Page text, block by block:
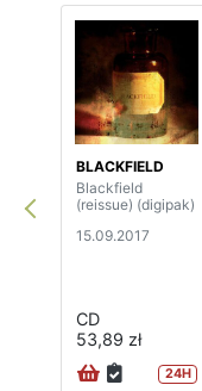
BLACKFIELD
Blackfield
(reissue) (digipak)
15.09.2017
CD
53,89 zł
24H